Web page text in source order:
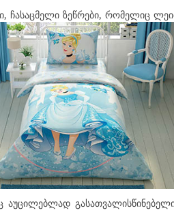
ჩასაცმელი ზეწრები, რომელიც
აუცილებლად